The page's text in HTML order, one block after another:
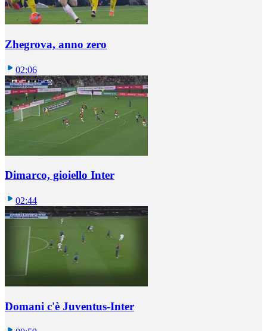
Zhegrova, anno zero
02:06
Dimarco, gioiello Inter
02:44
Domani c'è Juventus-Inter